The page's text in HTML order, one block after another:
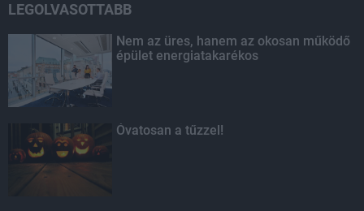
LEGOLVASOTTABB
Nem az üres, hanem az okosan működő
épület energiatakarékos
Óvatosan a tűzzel!